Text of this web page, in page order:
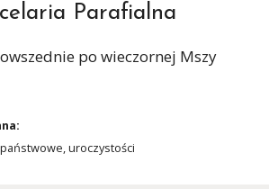
Parafialna
po wieczornej Mszy
uroczystości